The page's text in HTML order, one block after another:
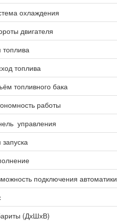
охлаждения
двигателя
топлива
топлива
топливного бака
работы
управления
запуска
подключения автоматики
(ДхШхВ)